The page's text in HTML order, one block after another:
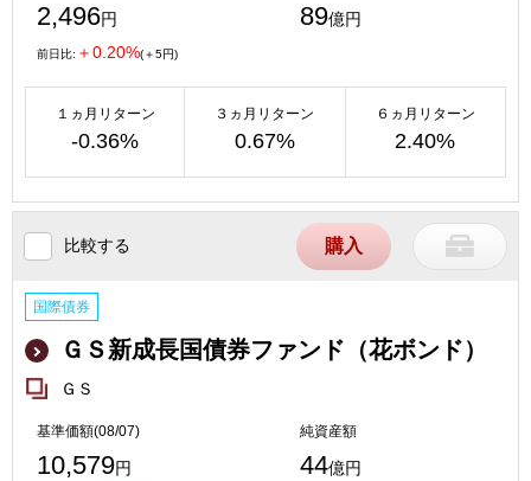
2,496円 89億円
前日比: ＋0.20%(＋5円)
１ヵ月リターン
-0.36%
３ヵ月リターン
0.67%
６ヵ月リターン
2.40%
比較する 購入
国際債券
ＧＳ新成長国債券ファンド（花ボンド）
ＧＳ
基準価額(08/07)
10,579円
純資産額
44億円